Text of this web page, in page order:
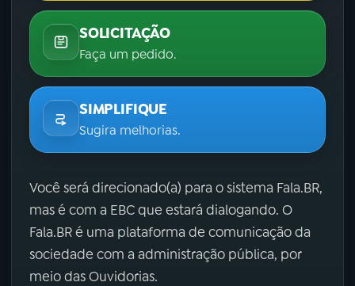
SOLICITAÇÃO
Faça um pedido.
SIMPLIFIQUE
Sugira melhorias.
Você será direcionado(a) para o sistema Fala.BR,
mas é com a EBC que estará dialogando. O
Fala.BR é uma plataforma de comunicação da
sociedade com a administração pública, por
meio das Ouvidorias.